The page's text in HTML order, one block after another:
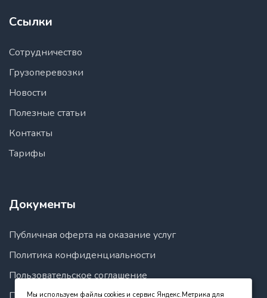
Мы используем файлы cookies и сервис Яндекс.Метрика для
Ссылки
Сотрудничество
Грузоперевозки
Новости
Полезные статьи
Контакты
Тарифы
Документы
Публичная оферта на оказание услуг
Политика конфиденциальности
Пользовательское соглашение